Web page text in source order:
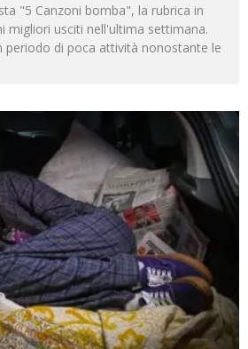
"5 Canzoni bomba", la rubrica in
migliori usciti nell'ultima settimana.
periodo di poca attività nonostante le